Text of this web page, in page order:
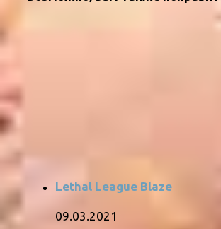
Lethal League Blaze
09.03.2021